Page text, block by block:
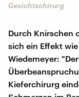
Gesichtschirurg
Durch Knirschen
sich ein Effekt
Wiedemeyer:
Kieferchirurg